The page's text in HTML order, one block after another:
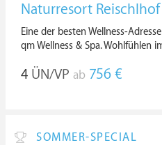
Naturresort Reischlhof
Eine der besten Wellness-
qm Wellness & Spa. Wohlfühlen
4 ÜN/VP ab 756 €
SOMMER-SPECIAL